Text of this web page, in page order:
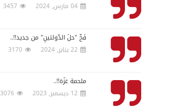
04 مارس, 2024
3457
فَخُّ "حلِّ الدّولتينِ" من جديد!!..
22 يناير, 2024
3170
ملحمةُ غزّة!!..
12 ديسمبر, 2023
3076